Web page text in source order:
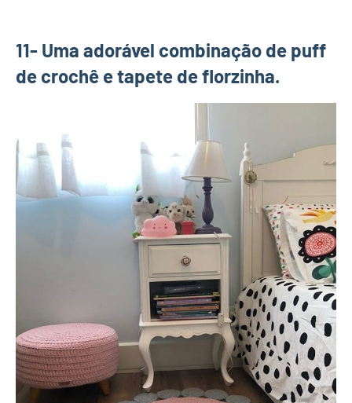
11- Uma adorável combinação de puff
de crochê e tapete de florzinha.